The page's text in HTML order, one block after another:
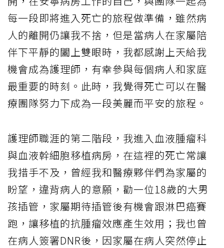
每一段即將進入死亡的旅程做準備，雖然病
人的離開仍讓我不捨，但是當病人在家屬陪
伴下平靜的闔上雙眼時，我都感謝上天給我
機會成為護理師，有幸參與每個病人和家庭
最重要的時刻。此時，我覺得死亡可以在醫
療團隊努力下成為一段美麗而平安的旅程。
護理師職涯的第二階段，我進入血液腫瘤科
與血液幹細胞移植病房，在這裡的死亡常讓
我措手不及，曾經我和醫療夥伴們為家屬的
盼望，違背病人的意願，勸一位18歲的大男
孩插管，家屬期待插管後有機會跟淋巴癌賽
跑，讓移植的抗腫瘤效應產生效用；我也曾
在病人簽署DNR後，因家屬在病人突然停止